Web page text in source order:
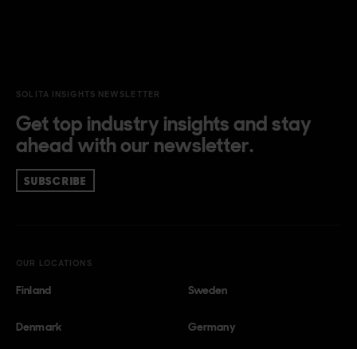
SOLITA INSIGHTS NEWSLETTER
Get top industry insights and stay
ahead with our newsletter.
SUBSCRIBE
OUR LOCATIONS
Finland Sweden
Denmark Germany